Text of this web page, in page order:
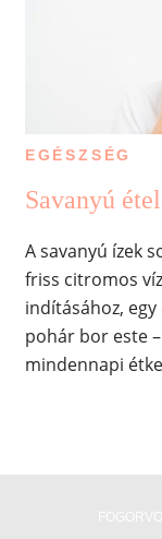
EGÉSZSÉG
Savanyú
A savanyú ízek
friss citromos
indításához, egy
pohár bor este
mindennapi